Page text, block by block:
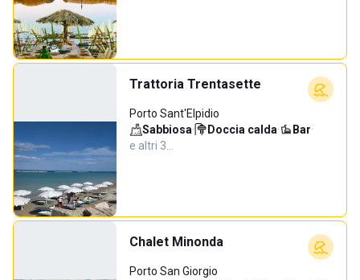
Trattoria Trentasette
Porto Sant'Elpidio
Sabbiosa· Doccia calda· Bar·
e altri 3…
Chalet Minonda
Porto San Giorgio